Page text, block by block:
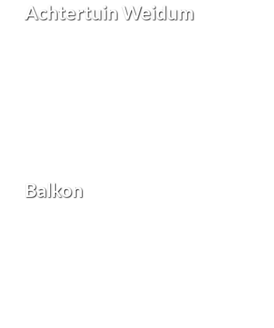
Achtertuin Weidum
Balkon